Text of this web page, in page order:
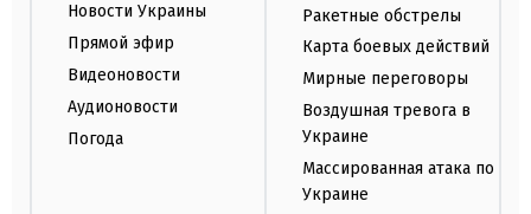
Новости Украины
Прямой эфир
Видеоновости
Аудионовости
Погода
Ракетные обстрелы
Карта боевых действий
Мирные переговоры
Воздушная тревога в
Украине
Массированная атака по
Украине